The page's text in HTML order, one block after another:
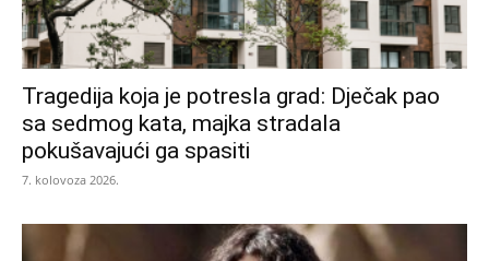
Tragedija koja je potresla grad: Dječak pao
sa sedmog kata, majka stradala
pokušavajući ga spasiti
7. kolovoza 2026.